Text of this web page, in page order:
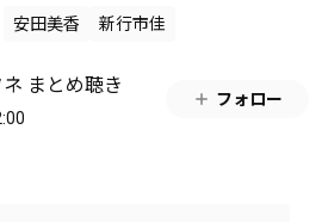
安田美香 新行市佳
まとめ聴き
フォロー